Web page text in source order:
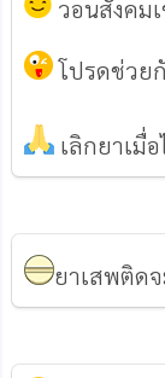
วอนสังคม
โปรดช่วย
เลิกยาเมื่
ยาเสพติด